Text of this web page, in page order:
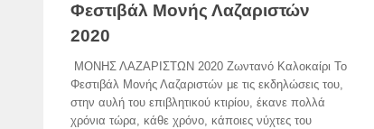
Φεστιβάλ Μονής Λαζαριστών
2020
ΜΟΝΗΣ ΛΑΖΑΡΙΣΤΩΝ 2020 Ζωντανό Καλοκαίρι Το
Φεστιβάλ Μονής Λαζαριστών με τις εκδηλώσεις του,
στην αυλή του επιβλητικού κτιρίου, έκανε πολλά
χρόνια τώρα, κάθε χρόνο, κάποιες νύχτες του